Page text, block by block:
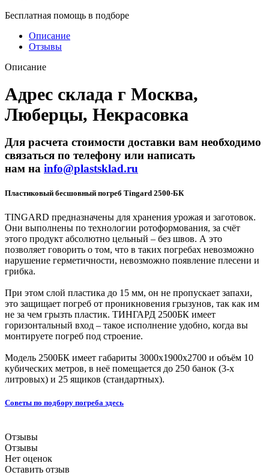
Бесплатная помощь в подборе
Описание
Отзывы
Описание
Адрес склада г Москва,
Люберцы, Некрасовка
Для расчета стоимости доставки вам необходимо
связаться по телефону или написать
нам на info@plastsklad.ru
Пластиковый бесшовный погреб Tingard 2500-БК
TINGARD предназначены для хранения урожая и заготовок.
Они выполнены по технологии ротоформования, за счёт
этого продукт абсолютно цельный – без швов. А это
позволяет говорить о том, что в таких погребах невозможно
нарушение герметичности, невозможно появление плесени и
грибка.
При этом слой пластика до 15 мм, он не пропускает запахи,
это защищает погреб от проникновения грызунов, так как им
не за чем грызть пластик. ТИНГАРД 2500БК имеет
горизонтальный вход – такое исполнение удобно, когда вы
монтируете погреб под строение.
Модель 2500БК имеет габариты 3000x1900x2700 и объём 10
кубических метров, в неё помещается до 250 банок (3-х
литровых) и 25 ящиков (стандартных).
Советы по подбору погреба здесь
Отзывы
Отзывы
Нет оценок
Оставить отзыв